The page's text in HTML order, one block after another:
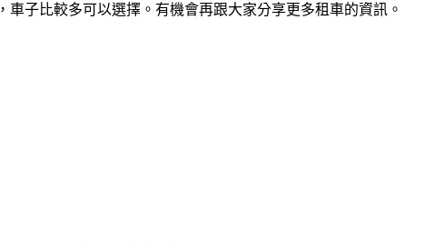
車子比較多可以選擇。有機會再跟大家分享更多租車的資訊。